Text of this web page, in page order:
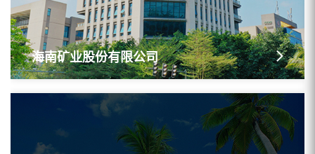
海南矿业股份有限公司